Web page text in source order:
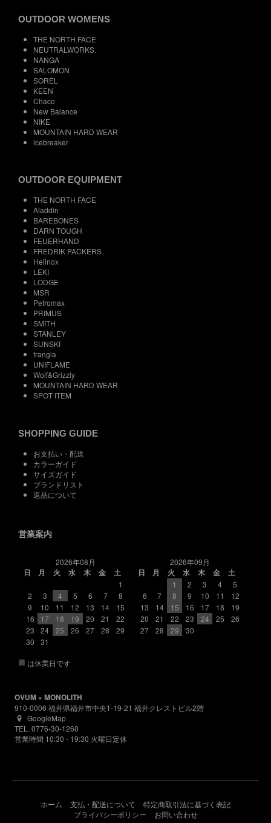
OUTDOOR WOMENS
THE NORTH FACE
NEUTRALWORKS.
NANGA
SALOMON
SOREL
KEEN
Chaco
New Balance
NIKE
MOUNTAIN HARD WEAR
icebreaker
OUTDOOR EQUIPMENT
THE NORTH FACE
Aladdin
BAREBONES
DARN TOUGH
FEUERHAND
FREDRIK PACKERS
Helinox
LEKI
LODGE
MSR
Petromax
PRIMUS
SMITH
STANLEY
SUNSKI
trangia
UNIFLAME
Wolf&Grizzly
MOUNTAIN HARD WEAR
SPOT ITEM
SHOPPING GUIDE
お支払い・配送
カラーガイド
サイズガイド
ブランドリスト
返品について
営業案内
2026年08月
日
月 火 水 木 金
土
1
2
3 4 5 6 7
8
9
10 11 12 13 14
15
16
17 18 19 20 21
22
23
24 25 26 27 28
29
30
31
2026年09月
日
月 火 水 木 金
土
1
2 3 4
5
6
7 8 9 10 11
12
13
14 15 16 17 18
19
20
21 22 23 24 25
26
27
28 29 30
■ は休業日です
OVUM × MONOLITH
910-0006 福井県福井市中央1-19-21 福井クレストビル2階
GoogleMap
TEL. 0776-30-1260
営業時間 10:30 - 19:30 火曜日定休
ホーム 支払・配送について
特定商取引法に基づく表記
プライバシーポリシー
お問い合わせ